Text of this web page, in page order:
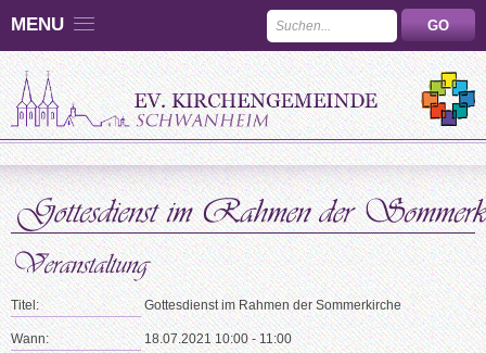
MENU
Titel: Gottesdienst im Rahmen der Sommerkirche
Wann: 18.07.2021 10:00 - 11:00